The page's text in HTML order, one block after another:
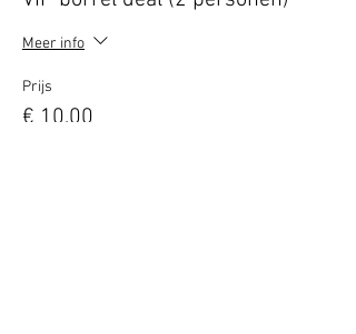
Meer info
Prijs
€ 10,00